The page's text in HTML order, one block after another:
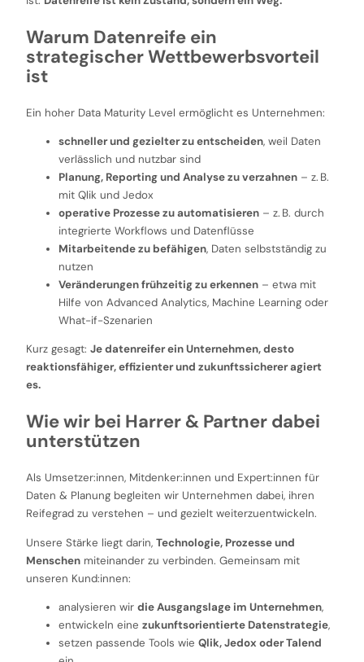
Warum Datenreife ein
strategischer Wettbewerbsvorteil
ist
Ein hoher Data Maturity Level ermöglicht es Unternehmen:
schneller und gezielter zu entscheiden, weil Daten
verlässlich und nutzbar sind
Planung, Reporting und Analyse zu verzahnen – z. B.
mit Qlik und Jedox
operative Prozesse zu automatisieren – z. B. durch
integrierte Workflows und Datenflüsse
Mitarbeitende zu befähigen, Daten selbstständig zu
nutzen
Veränderungen frühzeitig zu erkennen – etwa mit
Hilfe von Advanced Analytics, Machine Learning oder
What-if-Szenarien
Kurz gesagt: Je datenreifer ein Unternehmen, desto
reaktionsfähiger, effizienter und zukunftssicherer agiert
es.
Wie wir bei Harrer & Partner dabei
unterstützen
Als Umsetzer:innen, Mitdenker:innen und Expert:innen für
Daten & Planung begleiten wir Unternehmen dabei, ihren
Reifegrad zu verstehen – und gezielt weiterzuentwickeln.
Unsere Stärke liegt darin, Technologie, Prozesse und
Menschen miteinander zu verbinden. Gemeinsam mit
unseren Kund:innen:
analysieren wir die Ausgangslage im Unternehmen,
entwickeln eine zukunftsorientierte Datenstrategie,
setzen passende Tools wie Qlik, Jedox oder Talend